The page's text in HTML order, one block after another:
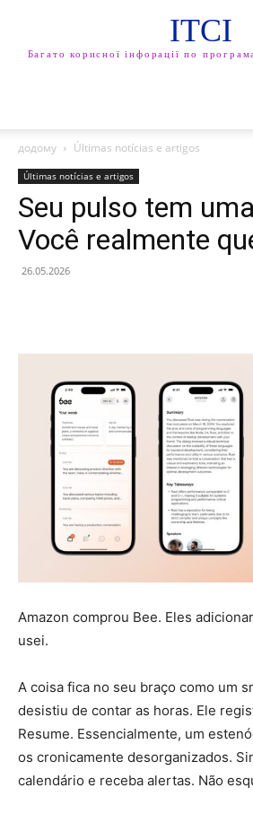
ITCI
Багато корисної інфорації по
додому Últimas notícias e artigos
Últimas notícias e artigos
Seu pulso tem
Você realmente
26.05.2026
Amazon comprou Bee. Eles
usei.
A coisa fica no seu braço como um
desistiu de contar as horas. Ele
Resume. Essencialmente, um
os cronicamente desorganizados.
calendário e receba alertas. Não